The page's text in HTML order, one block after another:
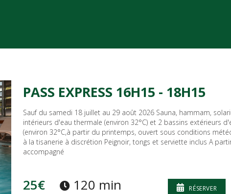
PASS EXPRESS 16H15 - 18H15
Sauf du samedi 18 juillet au 29 août 2026 Sauna, hammam,
intérieurs d'eau thermale (environ 32°C) et 2 bassins extérieurs
(environ 32°C,à partir du printemps, ouvert sous conditions
à la tisanerie à discrétion Peignoir, tongs et serviette inclus A
accompagné
25€ 120 min RÉSERVER